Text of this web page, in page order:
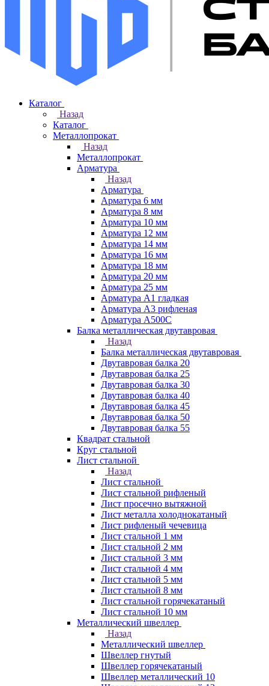
Каталог
Назад
Каталог
Металлопрокат
Назад
Металлопрокат
Арматура
Назад
Арматура
Арматура 6 мм
Арматура 8 мм
Арматура 10 мм
Арматура 12 мм
Арматура 14 мм
Арматура 16 мм
Арматура 18 мм
Арматура 20 мм
Арматура 25 мм
Арматура А1 гладкая
Арматура А3 рифленая
Арматура А500С
Балка металлическая двутавровая
Назад
Балка металлическая двутавровая
Двутавровая балка 20
Двутавровая балка 25
Двутавровая балка 30
Двутавровая балка 40
Двутавровая балка 45
Двутавровая балка 50
Двутавровая балка 55
Квадрат стальной
Круг стальной
Лист стальной
Назад
Лист стальной
Лист стальной рифленый
Лист просечно вытяжной
Лист металла холоднокатаный
Лист рифленый чечевица
Лист стальной 1 мм
Лист стальной 2 мм
Лист стальной 3 мм
Лист стальной 4 мм
Лист стальной 5 мм
Лист стальной 8 мм
Лист стальной горячекатаный
Лист стальной 10 мм
Металлический швеллер
Назад
Металлический швеллер
Швеллер гнутый
Швеллер горячекатаный
Швеллер металлический 10